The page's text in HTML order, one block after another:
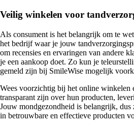
Veilig winkelen voor
Als consument is het belangrijk om te
het bedrijf waar je jouw
om recensies en ervaringen van andere
je een aankoop doet. Zo kun je
gemeld zijn bij SmileWise mogelijk
Wees voorzichtig bij het online winkelen
transparant zijn over hun producten,
Jouw mondgezondheid is belangrijk, dus
in betrouwbare en effectieve producten